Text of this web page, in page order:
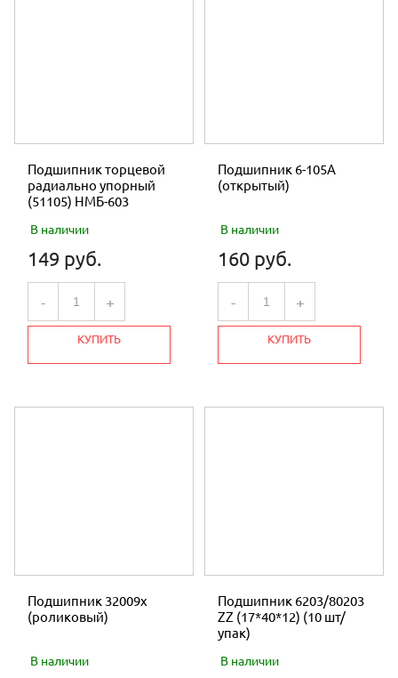
Подшипник торцевой
радиально упорный
(51105) НМБ-603
В наличии
149 руб.
- +
КУПИТЬ
Подшипник 6-105А
(открытый)
В наличии
160 руб.
- +
КУПИТЬ
Подшипник 32009х
(роликовый)
В наличии
Подшипник 6203/80203
ZZ (17*40*12) (10 шт/
упак)
В наличии